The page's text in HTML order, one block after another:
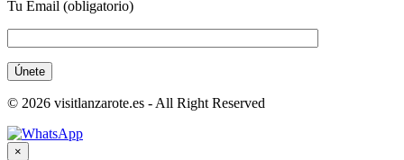
Tu Email (obligatorio)
© 2026 visitlanzarote.es - All Right Reserved
×